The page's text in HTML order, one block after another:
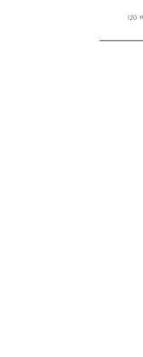
요르
자연
7장_
영국
미국
빅데
8장_
미국
중국